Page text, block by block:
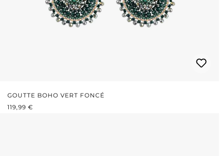
GOUTTE BOHO VERT FONCÉ
PRIX RÉGULIER :
119,99 €